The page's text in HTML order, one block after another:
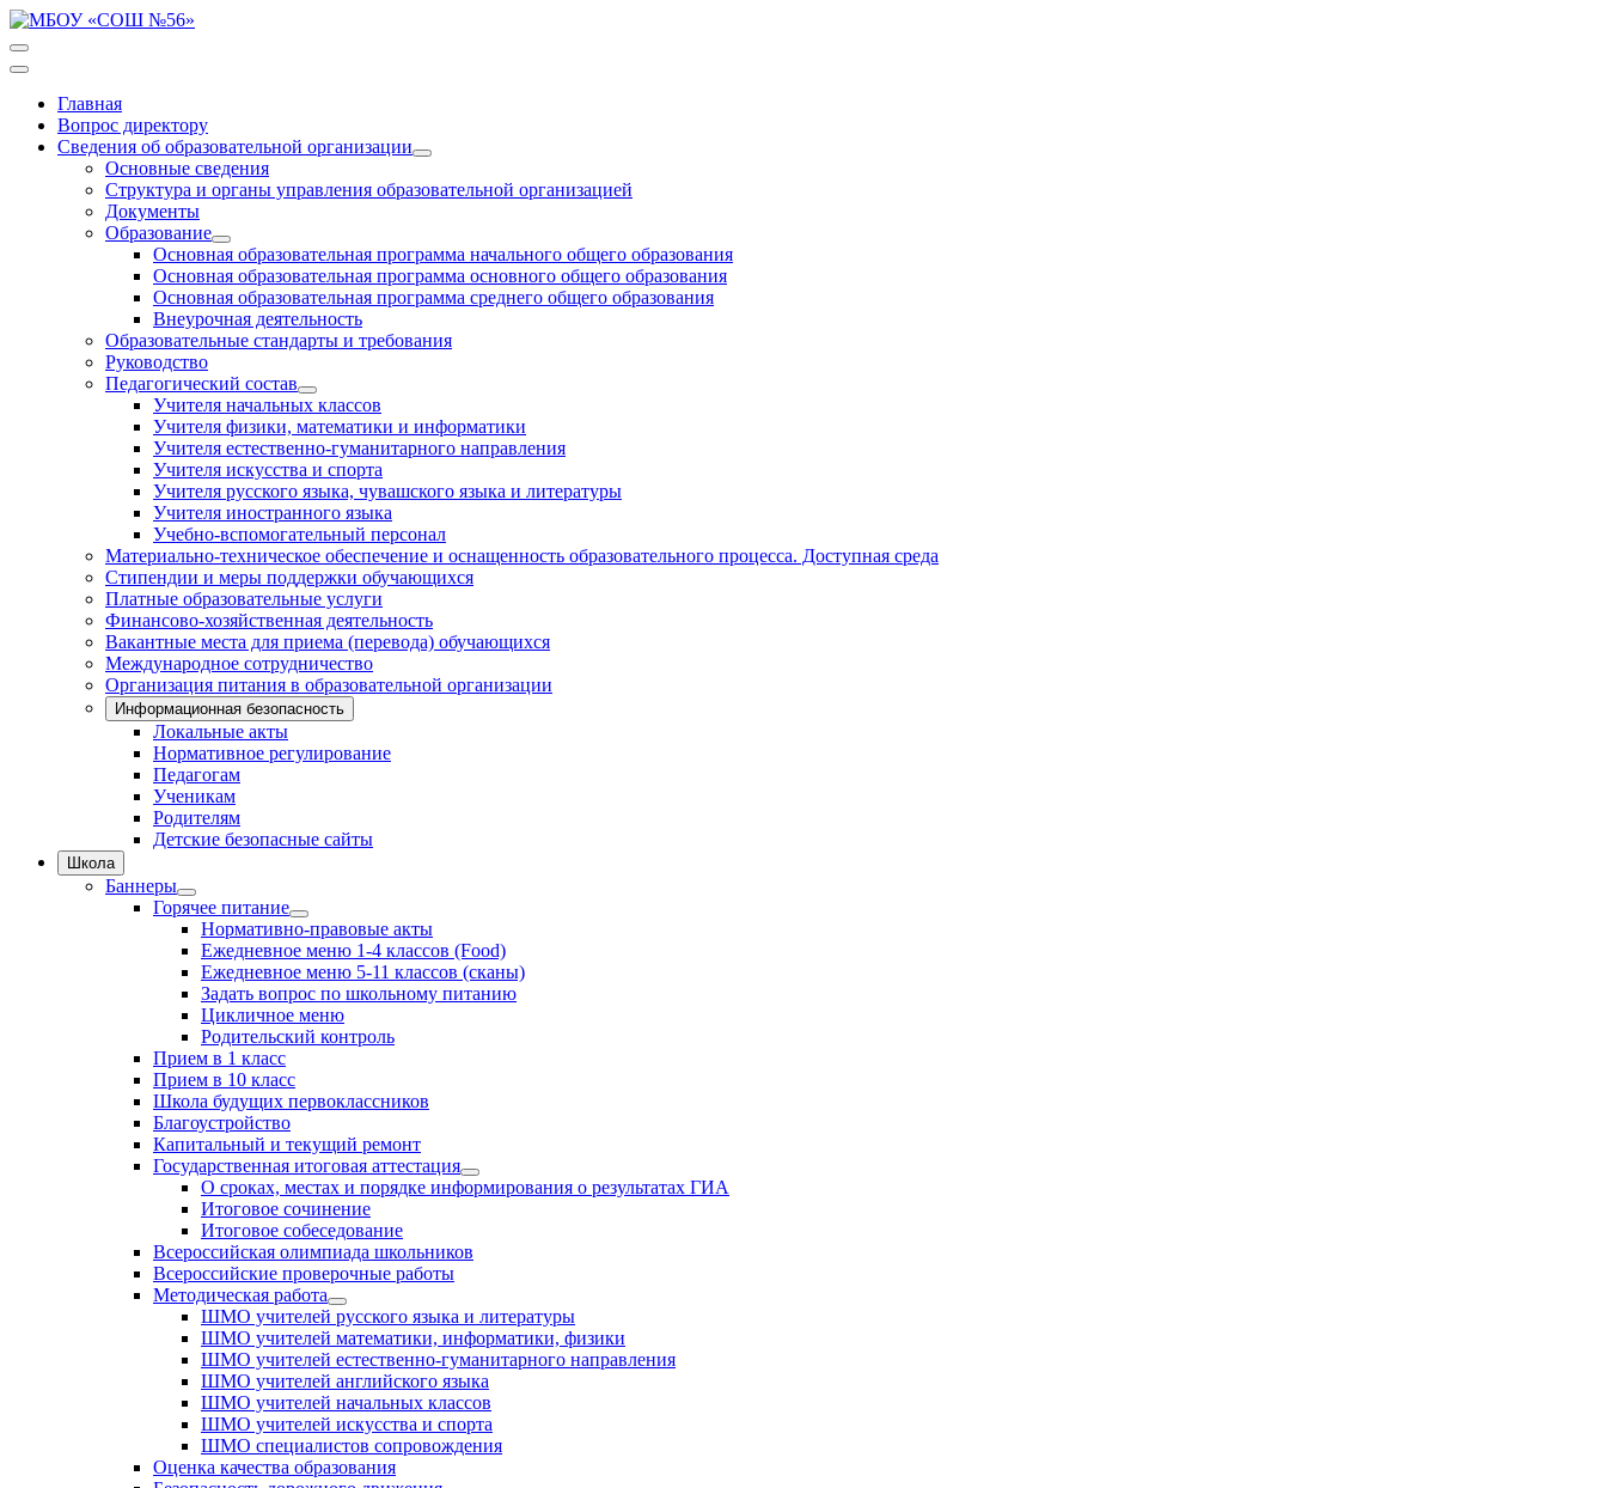
Главная
Вопрос директору
Сведения об образовательной организации
Основные сведения
Структура и органы управления образовательной организацией
Документы
Образование
Основная образовательная программа начального общего образования
Основная образовательная программа основного общего образования
Основная образовательная программа среднего общего образования
Внеурочная деятельность
Образовательные стандарты и требования
Руководство
Педагогический состав
Учителя начальных классов
Учителя физики, математики и информатики
Учителя естественно-гуманитарного направления
Учителя искусства и спорта
Учителя русского языка, чувашского языка и литературы
Учителя иностранного языка
Учебно-вспомогательный персонал
Материально-техническое обеспечение и оснащенность образовательного процесса. Доступная среда
Стипендии и меры поддержки обучающихся
Платные образовательные услуги
Финансово-хозяйственная деятельность
Вакантные места для приема (перевода) обучающихся
Международное сотрудничество
Организация питания в образовательной организации
Информационная безопасность
Локальные акты
Нормативное регулирование
Педагогам
Ученикам
Родителям
Детские безопасные сайты
Школа
Баннеры
Горячее питание
Нормативно-правовые акты
Ежедневное меню 1-4 классов (Food)
Ежедневное меню 5-11 классов (сканы)
Задать вопрос по школьному питанию
Цикличное меню
Родительский контроль
Прием в 1 класс
Прием в 10 класс
Школа будущих первоклассников
Благоустройство
Капитальный и текущий ремонт
Государственная итоговая аттестация
О сроках, местах и порядке информирования о результатах ГИА
Итоговое сочинение
Итоговое собеседование
Всероссийская олимпиада школьников
Всероссийские проверочные работы
Методическая работа
ШМО учителей русского языка и литературы
ШМО учителей математики, информатики, физики
ШМО учителей естественно-гуманитарного направления
ШМО учителей английского языка
ШМО учителей начальных классов
ШМО учителей искусства и спорта
ШМО специалистов сопровождения
Оценка качества образования